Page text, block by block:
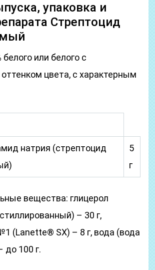
упаковка и
Стрептоцид
или белого с
цвета, с характерным
натрия (стрептоцид
5
г
вещества: глицерол
– 30 г,
(Lanette® SX) – 8 г, вода (вода
до 100 г.